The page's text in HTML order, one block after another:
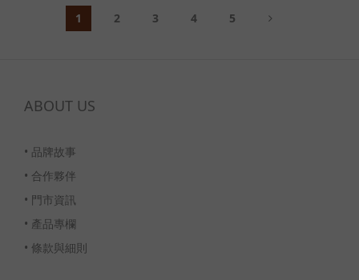
1 2 3 4 5
ABOUT US
• 品牌故事
• 合作夥伴
• 門市資訊
• 產品專欄
• 條款與細則